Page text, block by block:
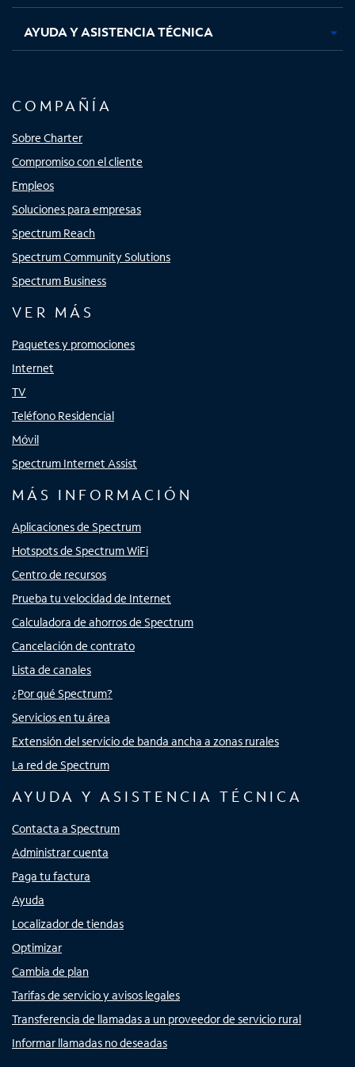
AYUDA Y ASISTENCIA TÉCNICA
COMPAÑÍA
Sobre Charter
Compromiso con el cliente
Empleos
Soluciones para empresas
Spectrum Reach
Spectrum Community Solutions
Spectrum Business
VER MÁS
Paquetes y promociones
Internet
TV
Teléfono Residencial
Móvil
Spectrum Internet Assist
MÁS INFORMACIÓN
Aplicaciones de Spectrum
Hotspots de Spectrum WiFi
Centro de recursos
Prueba tu velocidad de Internet
Calculadora de ahorros de Spectrum
Cancelación de contrato
Lista de canales
¿Por qué Spectrum?
Servicios en tu área
Extensión del servicio de banda ancha a zonas rurales
La red de Spectrum
AYUDA Y ASISTENCIA TÉCNICA
Contacta a Spectrum
Administrar cuenta
Paga tu factura
Ayuda
Localizador de tiendas
Optimizar
Cambia de plan
Tarifas de servicio y avisos legales
Transferencia de llamadas a un proveedor de servicio rural
Informar llamadas no deseadas